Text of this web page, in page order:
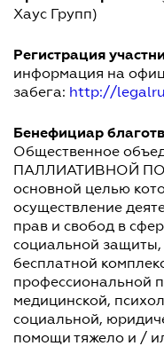
Хаус Групп)
Регистрация
информация на
забега: http://
Бенефициар
Общественное
ПАЛЛИАТИВНОЙ
основной целью
осуществление
прав и свобод в
социальной защиты,
бесплатной
профессиональной
медицинской,
социальной,
помощи тяжело и /